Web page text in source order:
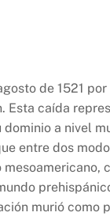
de 1521
Esta caída
a nivel
entre dos
murió como